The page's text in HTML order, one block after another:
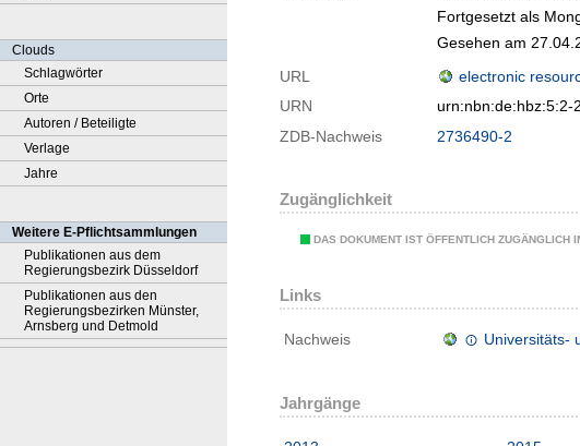
Clouds
Schlagwörter
Orte
Autoren / Beteiligte
Verlage
Jahre
Weitere E-Pflichtsammlungen
Publikationen aus dem
Regierungsbezirk Düsseldorf
Publikationen aus den
Regierungsbezirken Münster,
Arnsberg und Detmold
Fortgesetzt als
Gesehen am
URL
electronic
URN
urn:nbn:de:hbz:5:2-
ZDB-Nachweis
2736490-2
Zugänglichkeit
DAS DOKUMENT IST ÖFFENTLICH ZUGÄNGLICH
Links
Nachweis Universitäts-
Jahrgänge